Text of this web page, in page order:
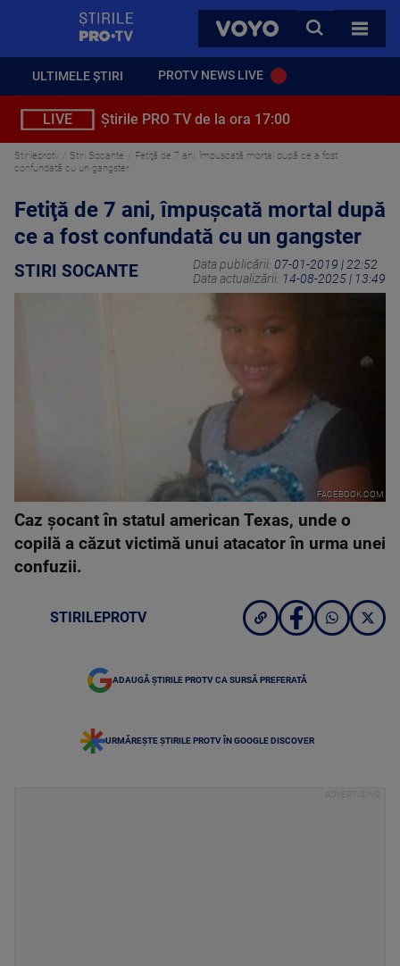
VOYO
CAUTA
TOATE
ULTIMELE ȘTIRI PROTV NEWS LIVE
LIVE Știrile PRO TV de la ora 17:00
Stirileprotv Stiri Socante
Fetiţă de 7 ani, împuşcată mortal după ce a fost
confundată cu un gangster
Fetiţă de 7 ani, împuşcată mortal după
ce a fost confundată cu un gangster
STIRI SOCANTE Data publicării: 07-01-2019 | 22:52
Data actualizării: 14-08-2025 | 13:49
FACEBOOK.COM
Caz şocant în statul american Texas, unde o
copilă a căzut victimă unui atacator în urma unei
confuzii.
STIRILEPROTV
ADAUGĂ ȘTIRILE PROTV CA SURSĂ PREFERATĂ
URMĂREȘTE ȘTIRILE PROTV ÎN GOOGLE DISCOVER